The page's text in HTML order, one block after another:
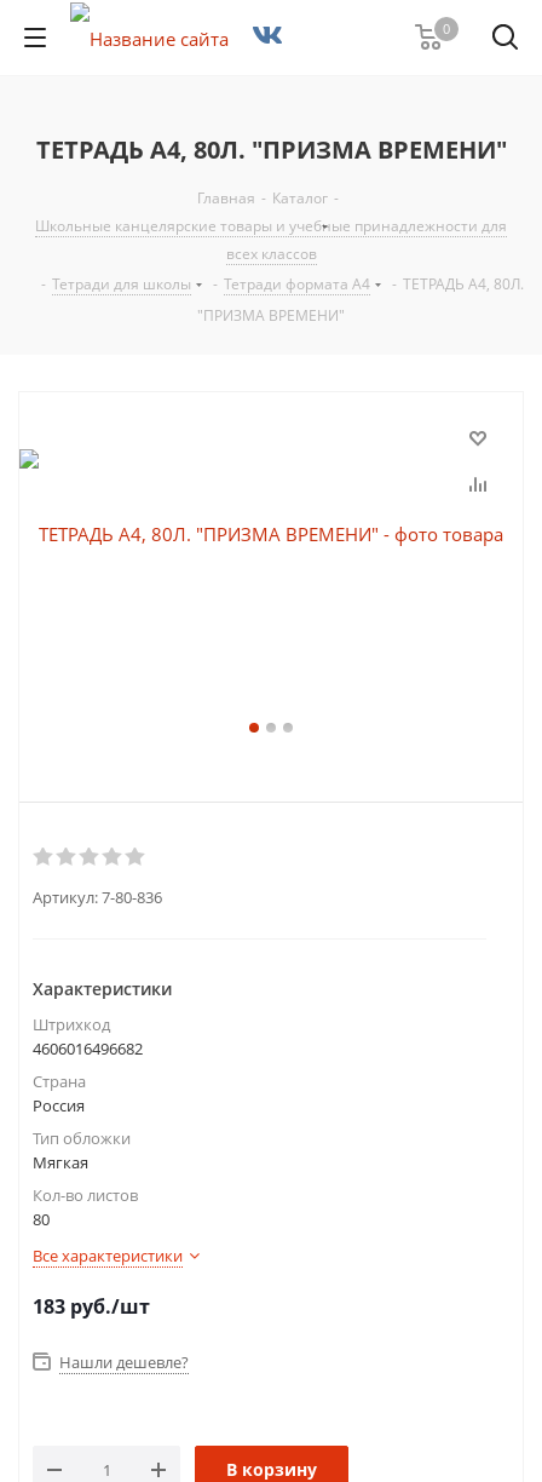
0
ТЕТРАДЬ А4, 80Л. "ПРИЗМА ВРЕМЕНИ"
Главная - Каталог -
Школьные канцелярские товары и учебные принадлежности для
всех классов
- Тетради для школы - Тетради формата A4 - ТЕТРАДЬ А4, 80Л.
"ПРИЗМА ВРЕМЕНИ"
Артикул:7-80-836
Характеристики
Штрихкод
4606016496682
Страна
Россия
Тип обложки
Мягкая
Кол-во листов
80
Все характеристики
183 руб./шт
Нашли дешевле?
В корзину